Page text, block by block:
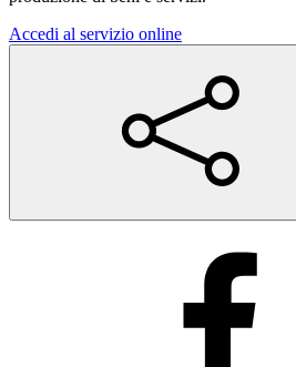
Accedi al servizio online